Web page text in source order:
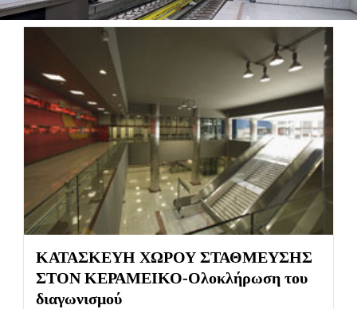
ΚΑΤΑΣΚΕΥΗ ΧΩΡΟΥ ΣΤΑΘΜΕΥΣΗΣ
ΣΤΟN ΚΕΡΑΜΕΙΚΟ-Ολοκλήρωση του
διαγωνισμού